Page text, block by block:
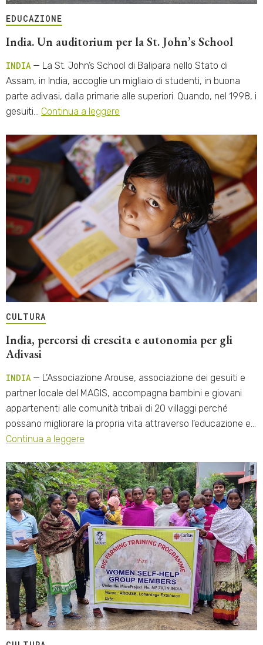
EDUCAZIONE
India. Un auditorium per la St. John’s School
INDIA — La St. John’s School di Balipara nello Stato di
Assam, in India, accoglie un migliaio di studenti, in buona
parte adivasi, dalla primarie alle superiori. Quando, nel 1998, i
gesuiti… Continua a leggere
CULTURA
India, percorsi di crescita e autonomia per gli
Adivasi
INDIA — L’Associazione Arouse, associazione dei gesuiti e
partner locale del MAGIS, accompagna bambini e giovani
appartenenti alle comunità tribali di 20 villaggi perché
possano migliorare la propria vita attraverso l’educazione e…
Continua a leggere